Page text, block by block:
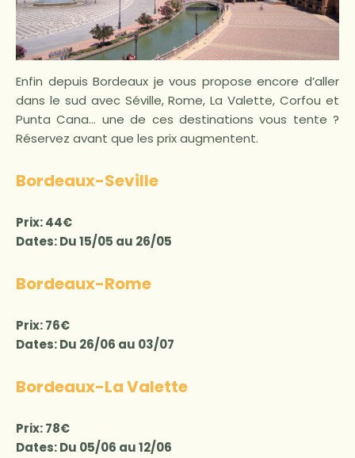
Enfin depuis Bordeaux je vous propose encore d’aller
dans le sud avec Séville, Rome, La Valette, Corfou et
Punta Cana… une de ces destinations vous tente ?
Réservez avant que les prix augmentent.
Bordeaux-Seville
Prix: 44€
Dates: Du 15/05 au 26/05
Bordeaux-Rome
Prix: 76€
Dates: Du 26/06 au 03/07
Bordeaux-La Valette
Prix: 78€
Dates: Du 05/06 au 12/06